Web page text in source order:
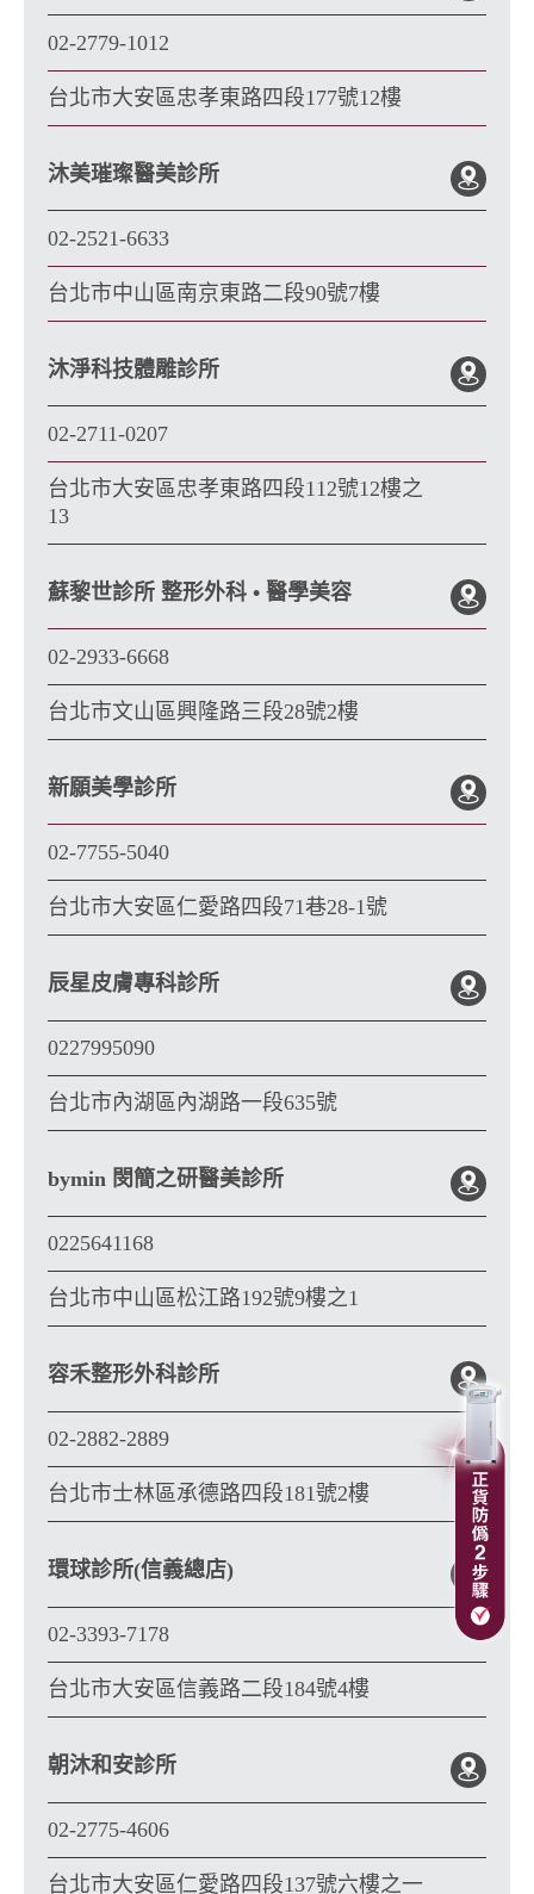
02-2779-1012
台北市大安區忠孝東路四段177號12樓
沐美璀璨醫美診所
02-2521-6633
台北市中山區南京東路二段90號7樓
沐淨科技體雕診所
02-2711-0207
台北市大安區忠孝東路四段112號12樓之
13
蘇黎世診所 整形外科 • 醫學美容
02-2933-6668
台北市文山區興隆路三段28號2樓
新願美學診所
02-7755-5040
台北市大安區仁愛路四段71巷28-1號
辰星皮膚專科診所
0227995090
台北市內湖區內湖路一段635號
bymin 閔簡之研醫美診所
0225641168
台北市中山區松江路192號9樓之1
容禾整形外科診所
02-2882-2889
台北市士林區承德路四段181號2樓
環球診所(信義總店)
02-3393-7178
台北市大安區信義路二段184號4樓
朝沐和安診所
02-2775-4606
台北市大安區仁愛路四段137號六樓之一